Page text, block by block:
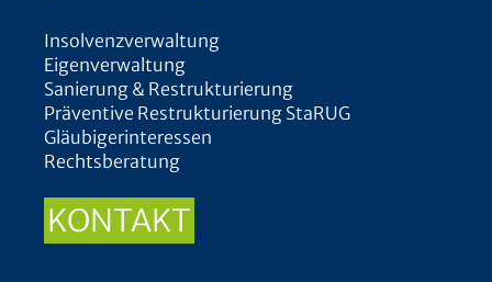
Insolvenzverwaltung
Eigenverwaltung
Sanierung & Restrukturierung
Präventive Restrukturierung StaRUG
Gläubigerinteressen
Rechtsberatung
KONTAKT